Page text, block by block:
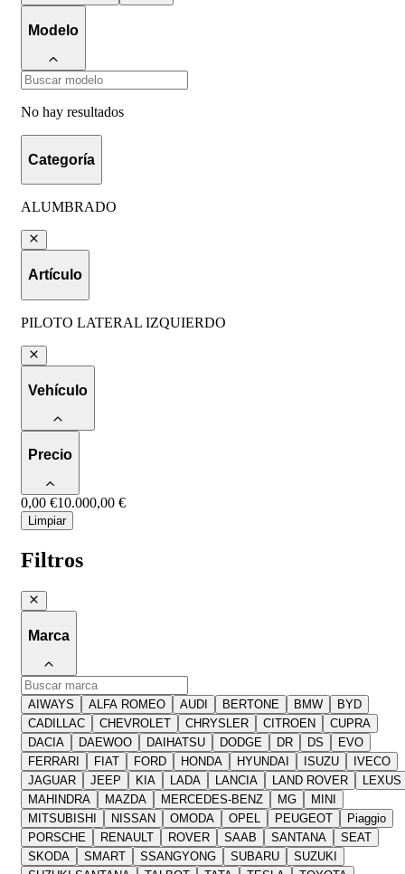
Modelo
No hay resultados
Categoría
ALUMBRADO
Artículo
PILOTO LATERAL IZQUIERDO
Vehículo
Precio
0,00 €10.000,00 €
Limpiar
Filtros
Marca
AIWAYS ALFA ROMEO AUDI BERTONE BMW
BYD
CADILLAC
CHEVROLET CHRYSLER CITROEN
CUPRA
DACIA
DAEWOO DAIHATSU DODGE DR DS
EVO
FERRARI
FIAT FORD HONDA HYUNDAI ISUZU
IVECO
JAGUAR
JEEP KIA LADA LANCIA LAND ROVER
LEXUS
MAHINDRA
MAZDA MERCEDES-BENZ MG
MINI
MITSUBISHI
NISSAN OMODA OPEL PEUGEOT
Piaggio
PORSCHE
RENAULT ROVER SAAB SANTANA
SEAT
SKODA
SMART SSANGYONG SUBARU
SUZUKI